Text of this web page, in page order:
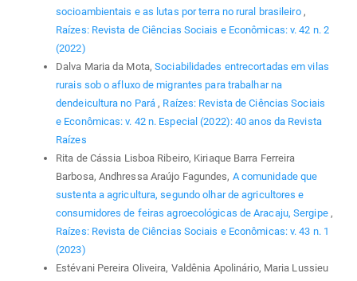
socioambientais e as lutas por terra no rural brasileiro ,
Raízes: Revista de Ciências Sociais e Econômicas: v. 42 n. 2
(2022)
Dalva Maria da Mota,Sociabilidades entrecortadas em vilas
rurais sob o afluxo de migrantes para trabalhar na
dendeicultura no Pará , Raízes: Revista de Ciências Sociais
e Econômicas: v. 42 n. Especial (2022): 40 anos da Revista
Raízes
Rita de Cássia Lisboa Ribeiro, Kiriaque Barra Ferreira
Barbosa, Andhressa Araújo Fagundes, A comunidade que
sustenta a agricultura, segundo olhar de agricultores e
consumidores de feiras agroecológicas de Aracaju, Sergipe ,
Raízes: Revista de Ciências Sociais e Econômicas: v. 43 n. 1
(2023)
Estévani Pereira Oliveira, Valdênia Apolinário, Maria Lussieu